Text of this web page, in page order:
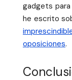
gadgets
he escrito
oposiciones.